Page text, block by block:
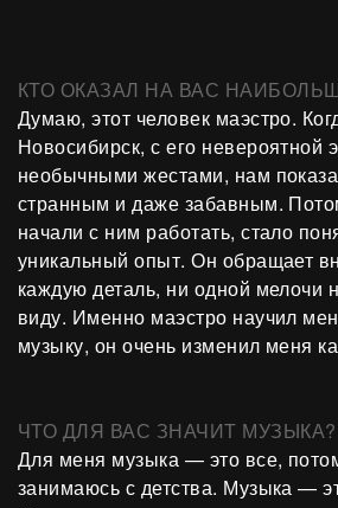
КТО ОКАЗАЛ НА ВАС
Думаю, этот человек маэстро.
Новосибирск, с его невероятной
необычными жестами, нам
странным и даже забавным.
начали с ним работать, стало
уникальный опыт. Он обращает
каждую деталь, ни одной мелочи
виду. Именно маэстро научил
музыку, он очень изменил меня
ЧТО ДЛЯ ВАС ЗНАЧИТ МУЗЫКА?
Для меня музыка — это все,
занимаюсь с детства. Музыка —